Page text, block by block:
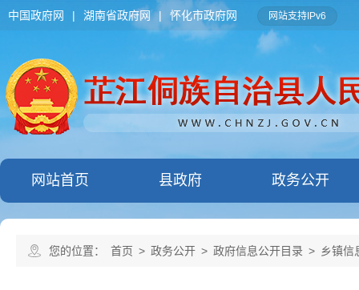
中国政府网 | 湖南省政府网 | 怀化市政府网 网站支持IPv6
网站首页 县政府 政务公开
您的位置： 首页 > 政务公开 > 政府信息公开目录 > 乡镇信